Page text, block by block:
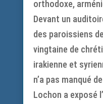
orthodoxe,
Devant un
des paroissiens
vingtaine de
irakienne et
n’a pas manqué
Lochon a exposé